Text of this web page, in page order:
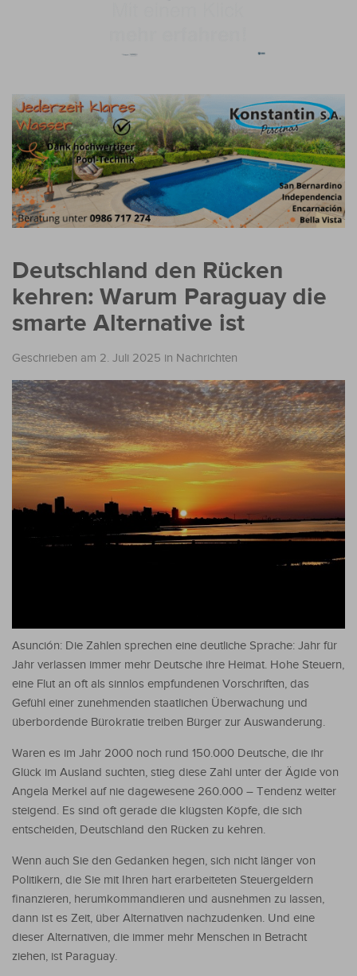
Deutschland den Rücken
kehren: Warum Paraguay die
smarte Alternative ist
Geschrieben am 2. Juli 2025 in Nachrichten
Asunción: Die Zahlen sprechen eine deutliche Sprache: Jahr für
Jahr verlassen immer mehr Deutsche ihre Heimat. Hohe Steuern,
eine Flut an oft als sinnlos empfundenen Vorschriften, das
Gefühl einer zunehmenden staatlichen Überwachung und
überbordende Bürokratie treiben Bürger zur Auswanderung.
Waren es im Jahr 2000 noch rund 150.000 Deutsche, die ihr
Glück im Ausland suchten, stieg diese Zahl unter der Ägide von
Angela Merkel auf nie dagewesene 260.000 – Tendenz weiter
steigend. Es sind oft gerade die klügsten Köpfe, die sich
entscheiden, Deutschland den Rücken zu kehren.
Wenn auch Sie den Gedanken hegen, sich nicht länger von
Politikern, die Sie mit Ihren hart erarbeiteten Steuergeldern
finanzieren, herumkommandieren und ausnehmen zu lassen,
dann ist es Zeit, über Alternativen nachzudenken. Und eine
dieser Alternativen, die immer mehr Menschen in Betracht
ziehen, ist Paraguay.